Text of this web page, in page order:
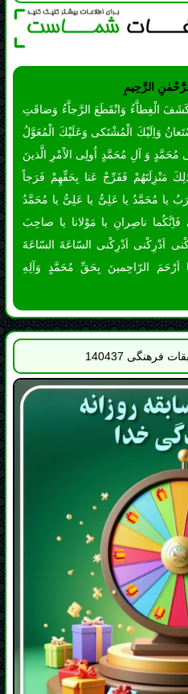
وَاِلَيْكَ الْمُشْتَكى وَعَلَيْكَ الْمُعَوَّلُ
وَ آلِ مُحَمَّدٍ اُولِى الاْمْرِ الَّذينَ
يا مُحَمَّدُ يا عَلِىُّ يا عَلِىُّ يا مُحَمَّدُ
فَاِنَّكُما ناصِرانِ يا مَوْلانا يا صاحِبَ
اَدْرِكْنى اَدْرِكْنى السّاعَةَ السّاعَةَ
اَرْحَمَ الرّاحِمينَ بِحَقِّ مُحَمَّدٍ وَآلِهِ
140437
مبارک رمضان مسابقه